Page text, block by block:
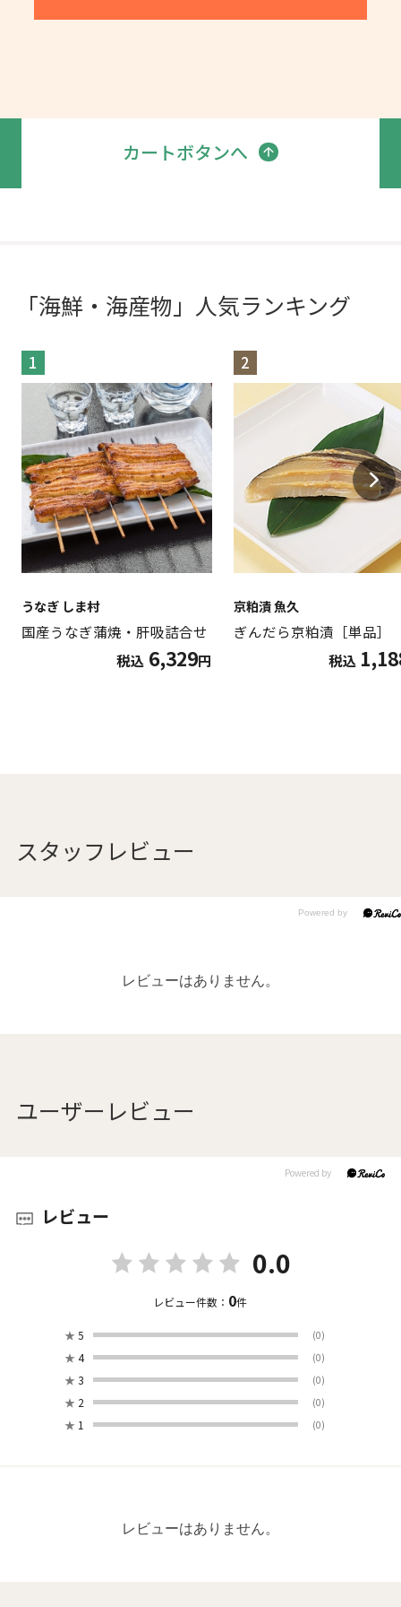
カートボタンへ
「海鮮・海産物」人気ランキング
1
うなぎ しま村
国産うなぎ蒲焼・肝吸詰合せ
税込 6,329円
2
京粕漬 魚久
ぎんだら京粕漬［単品］
税込
スタッフレビュー
レビューはありません。
ユーザーレビュー
レビュー
0.0
レビュー件数： 0件
★ 5 (0)
★ 4 (0)
★ 3 (0)
★ 2 (0)
★ 1 (0)
レビューはありません。